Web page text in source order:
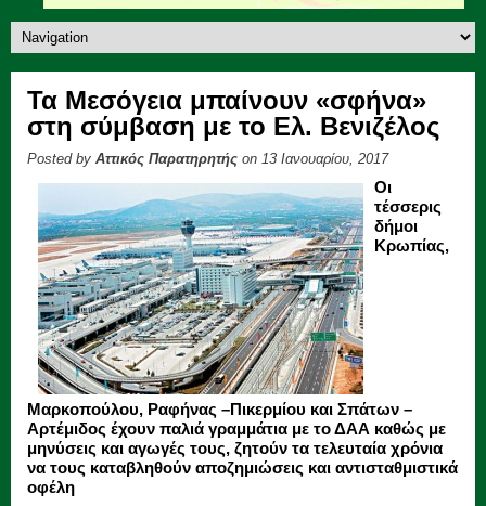
Τα Μεσόγεια μπαίνουν «σφήνα»
στη σύμβαση με το Ελ. Βενιζέλος
Posted by Αττικός Παρατηρητής on 13 Ιανουαρίου, 2017
Οι
τέσσερις
δήμοι
Κρωπίας,
Μαρκοπούλου, Ραφήνας –Πικερμίου και Σπάτων –
Αρτέμιδος έχουν παλιά γραμμάτια με το ΔΑΑ καθώς με
μηνύσεις και αγωγές τους, ζητούν τα τελευταία χρόνια
να τους καταβληθούν αποζημιώσεις και αντισταθμιστικά
οφέλη